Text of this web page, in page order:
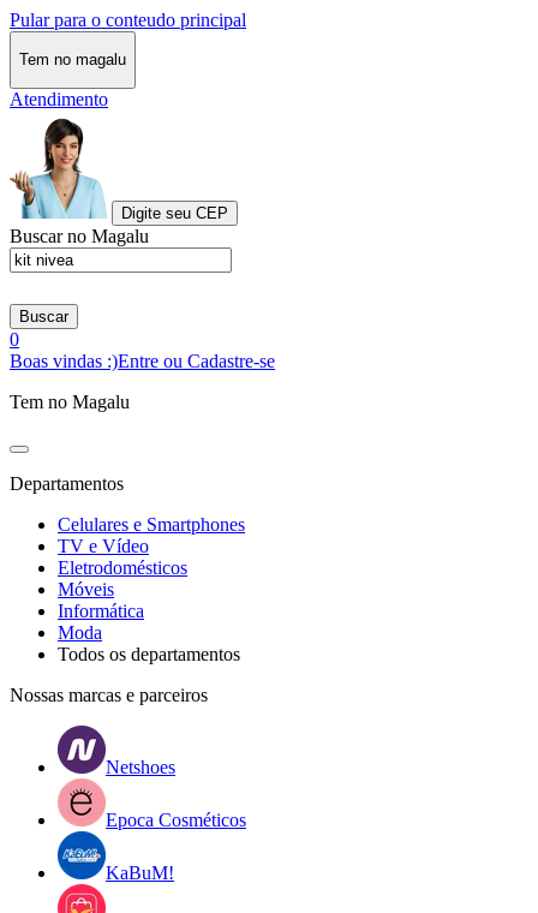
Pular para o conteudo principal
Tem no magalu
Atendimento
Digite seu CEP
Buscar no Magalu
Buscar
0
Boas vindas :)Entre ou Cadastre-se
Tem no Magalu
Departamentos
Celulares e Smartphones
TV e Vídeo
Eletrodomésticos
Móveis
Informática
Moda
Todos os departamentos
Nossas marcas e parceiros
Netshoes
Epoca Cosméticos
KaBuM!